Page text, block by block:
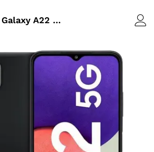
Samsung Galaxy A22 5G 8/128 Go